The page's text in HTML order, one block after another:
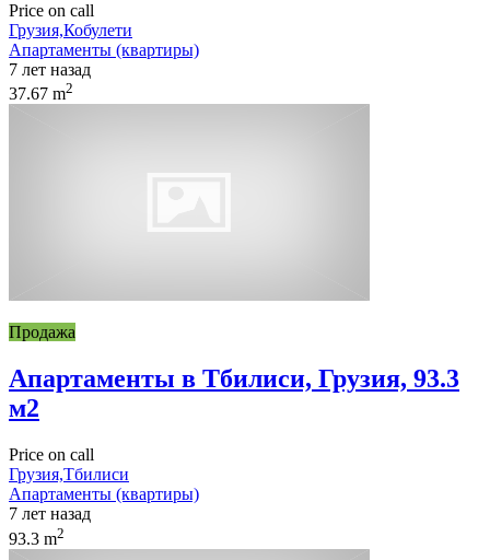
Price on call
Грузия,Кобулети
Апартаменты (квартиры)
7 лет назад
37.67 m2
Продажа
Апартаменты в Тбилиси, Грузия, 93.3
м2
Price on call
Грузия,Тбилиси
Апартаменты (квартиры)
7 лет назад
93.3 m2